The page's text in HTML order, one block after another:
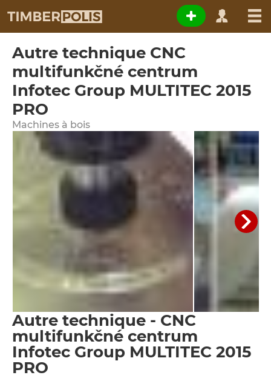
Autre technique CNC
multifunkčné centrum
Infotec Group MULTITEC 2015
PRO
Machines à bois
Autre technique - CNC
multifunkčné centrum
Infotec Group MULTITEC 2015
PRO